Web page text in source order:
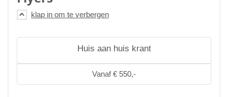
Huis aan huis krant
Vanaf € 550,-